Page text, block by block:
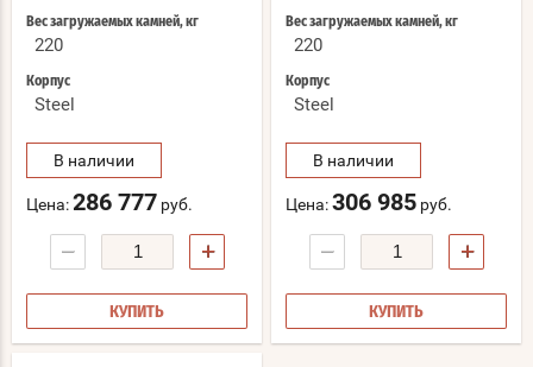
Вес загружаемых камней, кг
220
Корпус
Steel
В наличии
Цена:286 777 руб.
− +
КУПИТЬ
Вес загружаемых камней, кг
220
Корпус
Steel
В наличии
Цена:306 985 руб.
− +
КУПИТЬ